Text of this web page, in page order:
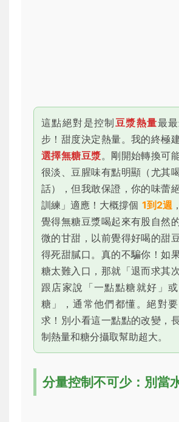
這點絕對是控制 豆漿熱量最
步！甜度決定熱量。我的終極
選擇無糖豆漿。剛開始轉換可
很淡、豆腥味有點明顯（尤其
話），但我敢保證，你的味蕾
訓練」適應！大概撐個 1到2週
覺得無糖豆漿喝起來有股自然
微的甘甜，以前覺得好喝的甜
得死甜膩口。真的不騙你！如
糖太難入口，那就「退而求其
跟店家說「一點點糖就好」
糖」，通常他們都懂。絕對
求！別小看這一點點的改變，
制熱量和糖分攝取幫助超大。
分量控制不可少：別當